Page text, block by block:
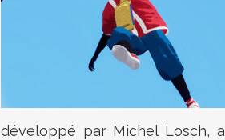
développé par Michel Losch,